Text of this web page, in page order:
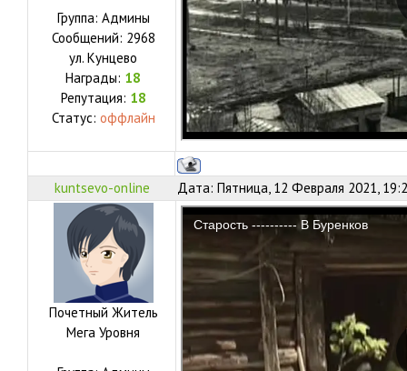
Группа: Админы
Сообщений: 2968
ул. Кунцево
Награды: 18
Репутация: 18
Статус: оффлайн
kuntsevo-online Дата: Пятница, 12 Февраля 2021,
Почетный Житель
Мега Уровня